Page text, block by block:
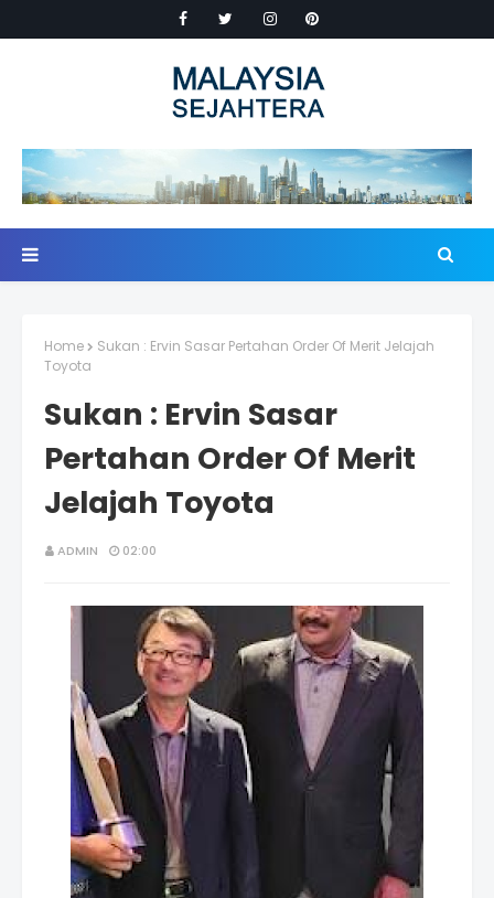
Home
Sukan : Ervin Sasar Pertahan Order Of Merit Jelajah
Toyota
Sukan : Ervin Sasar
Pertahan Order Of Merit
Jelajah Toyota
ADMIN 02:00